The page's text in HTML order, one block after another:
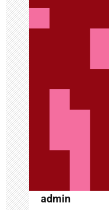
я
п
о
з
а
п
и
с
я
admin